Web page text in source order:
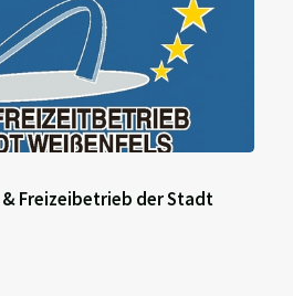
Freizeibetrieb der Stadt